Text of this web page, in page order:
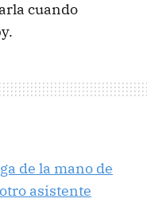
cuando
de la mano de
asistente